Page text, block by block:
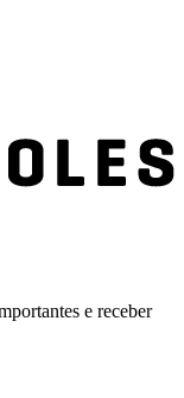
e receber